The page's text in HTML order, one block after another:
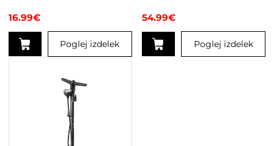
16.99€
Poglej izdelek
54.99€
Poglej izdelek